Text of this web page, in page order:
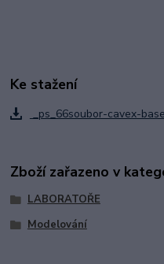
Ke stažení
_ps_66soubor-cavex-
Zboží zařazeno v
LABORATOŘE
Modelování